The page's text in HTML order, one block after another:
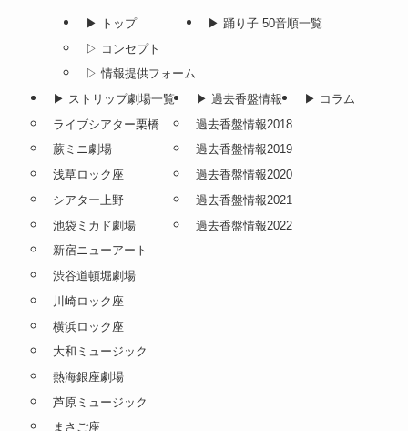
▶︎ トップ
▷ コンセプト
▷ 情報提供フォーム
▶︎ 踊り子 50音順一覧
▶︎ ストリップ劇場一覧
ライブシアター栗橋
蕨ミニ劇場
浅草ロック座
シアター上野
池袋ミカド劇場
新宿ニューアート
渋谷道頓堀劇場
川崎ロック座
横浜ロック座
大和ミュージック
熱海銀座劇場
芦原ミュージック
まさご座
▶︎ 過去香盤情報
過去香盤情報2018
過去香盤情報2019
過去香盤情報2020
過去香盤情報2021
過去香盤情報2022
▶︎ コラム